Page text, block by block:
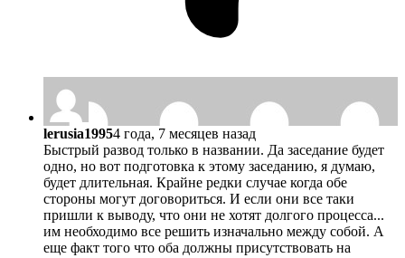
lerusia19954 года, 7 месяцев назад
Быстрый развод только в названии. Да заседание будет
одно, но вот подготовка к этому заседанию, я думаю,
будет длительная. Крайне редки случае когда обе
стороны могут договориться. И если они все таки
пришли к выводу, что они не хотят долгого процесса...
им необходимо все решить изначально между собой. А
еще факт того что оба должны присутствовать на